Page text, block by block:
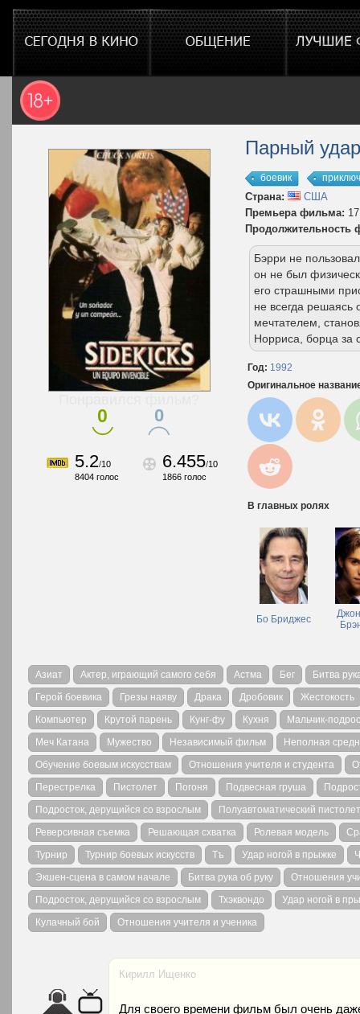
0 0
5.2/10
8404 голос
6.455/10
1866 голос
Парный удар
боевик
Страна:
США
Премьера фильма:
Продолжительность
Бэрри не
он не был
его страшными
не всегда решаясь
мечтателем,
Норриса, борца за
Год: 1992
Оригинальное
В главных ролях
Бо Бриджес
Азиат Актер, играющий самого себя Астма Бег
Битва
Герой боевика
Грезы наяву Драка Дробовик
Жестокость
Компьютер
Крутой парень Кунг-фу Кухня
Мальчик-
Меч Катана
Мужество Независимый фильм
Неполная
Обучение боевым искусствам
Отношения учителя и студента
Перестрелка
Пистолет Погоня Подвесная груша
Подросток, дерущийся со взрослым
Полуавтоматический пистолет
Реверсивная съемка
Решающая схватка Ролевая модель
Турнир
Турнир боевых искусств Тъ Удар ногой в прыжке
Экшен-сцена в самом начале
Битва рука об руку
Отношения
Подросток, дерущийся со взрослым
Тхэквондо
Удар ногой в
Кулачный бой
Отношения учителя и ученика
Кирилл Ищенко
Для своего времени фильм был очень